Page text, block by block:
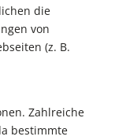
die
von
(z. B.
Zahlreiche
bestimmte